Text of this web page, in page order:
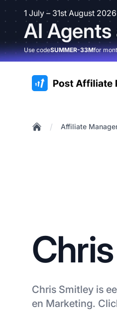
1 July – 31st August
AI Agents
Use codeSUMMER-33Mfor
:site.title
/ Affiliate
Chris Smitley is
en Marketing.